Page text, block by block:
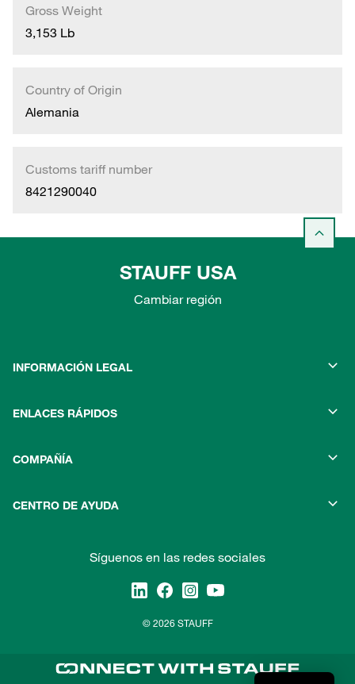
Gross Weight
3,153 Lb
Country of Origin
Alemania
Customs tariff number
8421290040
STAUFF USA
Cambiar región
INFORMACIÓN LEGAL
ENLACES RÁPIDOS
COMPAÑÍA
CENTRO DE AYUDA
Síguenos en las redes sociales
© 2026 STAUFF